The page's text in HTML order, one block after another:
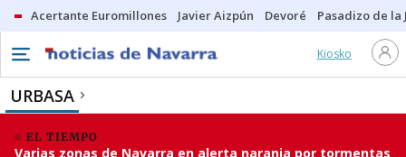
Acertante Euromillones Javier Aizpún Devoré Pasadizo de la
Kiosko
URBASA
EL TIEMPO
Varias zonas de Navarra en alerta naranja por tormentas